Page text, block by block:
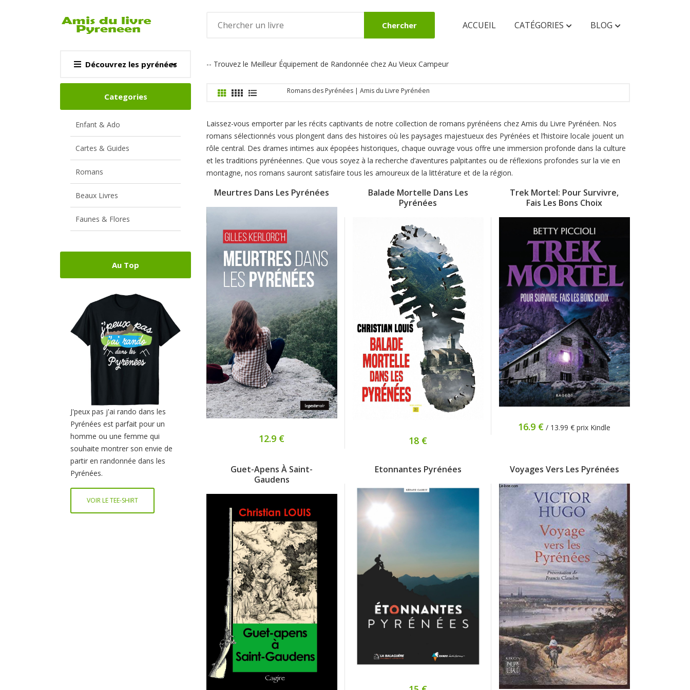
Chercher ACCUEIL CATÉGORIES
CARTE & GUIDES BEAUX LIVRES
Voir
ROMANS
Voir
BLOG
Découvrez les pyrénées -- Trouvez le Meilleur Équipement de Randonnée chez Au Vieux Campeur
Romans des Pyrénées | Amis du Livre Pyrénéen
Laissez-vous emporter par les récits captivants de notre collection de romans pyrénéens chez Amis du Livre Pyrénéen. Nos
romans sélectionnés vous plongent dans des histoires où les paysages majestueux des Pyrénées et l’histoire locale jouent un
rôle central. Des drames intimes aux épopées historiques, chaque ouvrage vous offre une immersion profonde dans la culture
et les traditions pyrénéennes. Que vous soyez à la recherche d’aventures palpitantes ou de réflexions profondes sur la vie en
montagne, nos romans sauront satisfaire tous les amoureux de la littérature et de la région.
Meurtres Dans Les Pyrénées
12.9 €
Balade Mortelle Dans Les
Pyrénées
18 €
Trek Mortel: Pour Survivre,
Fais Les Bons Choix
16.9 € / 13.99 € prix Kindle
Guet-Apens À Saint-
Gaudens
Etonnantes Pyrénées Voyages Vers Les Pyrénées
Categories
Enfant & Ado
Cartes & Guides
Romans
Beaux Livres
Faunes & Flores
Au Top
J'peux pas j'ai rando dans les
Pyrénées est parfait pour un
homme ou une femme qui
souhaite montrer son envie de
partir en randonnée dans les
Pyrénées.
VOIR LE TEE-SHIRT